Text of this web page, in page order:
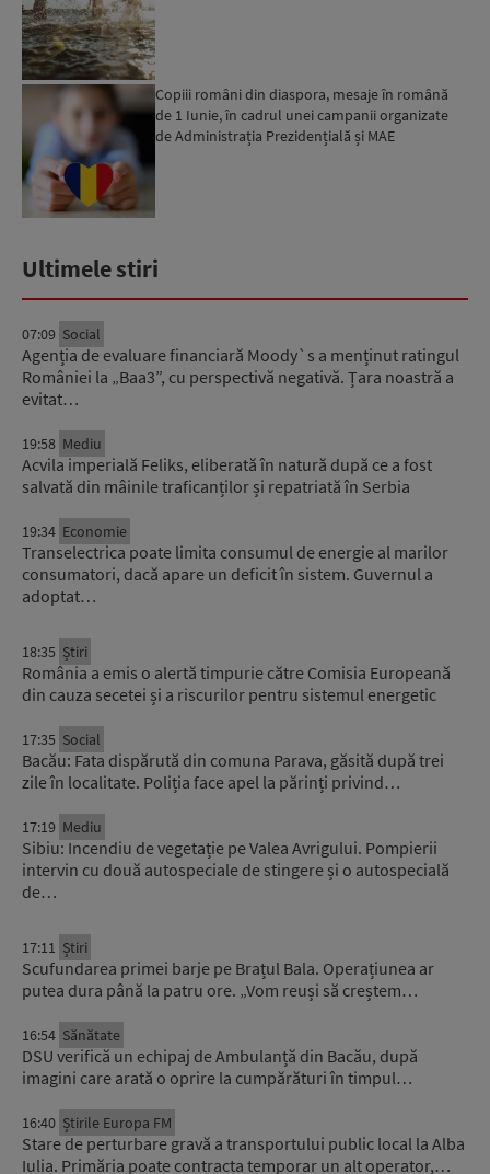
Copiii români din diaspora, mesaje în română
de 1 Iunie, în cadrul unei campanii organizate
de Administrația Prezidențială și MAE
Ultimele stiri
07:09 Social
Agenția de evaluare financiară Moody`s a menținut ratingul
României la „Baa3”, cu perspectivă negativă. Țara noastră a
evitat…
19:58 Mediu
Acvila imperială Feliks, eliberată în natură după ce a fost
salvată din mâinile traficanților și repatriată în Serbia
19:34 Economie
Transelectrica poate limita consumul de energie al marilor
consumatori, dacă apare un deficit în sistem. Guvernul a
adoptat…
18:35 Știri
România a emis o alertă timpurie către Comisia Europeană
din cauza secetei și a riscurilor pentru sistemul energetic
17:35 Social
Bacău: Fata dispărută din comuna Parava, găsită după trei
zile în localitate. Poliția face apel la părinți privind…
17:19 Mediu
Sibiu: Incendiu de vegetație pe Valea Avrigului. Pompierii
intervin cu două autospeciale de stingere și o autospecială
de…
17:11 Știri
Scufundarea primei barje pe Brațul Bala. Operațiunea ar
putea dura până la patru ore. „Vom reuși să creștem…
16:54 Sănătate
DSU verifică un echipaj de Ambulanță din Bacău, după
imagini care arată o oprire la cumpărături în timpul…
16:40 Știrile Europa FM
Stare de perturbare gravă a transportului public local la Alba
Iulia. Primăria poate contracta temporar un alt operator,…